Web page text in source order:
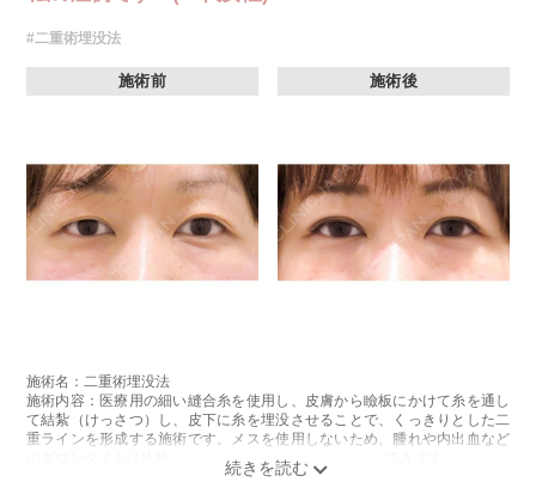
#二重術埋没法
施術前 施術後
施術名：二重術埋没法
施術内容：医療用の細い縫合糸を使用し、皮膚から瞼板にかけて糸を通し
て結紮（けっさつ）し、皮下に糸を埋没させることで、くっきりとした二
重ラインを形成する施術です。メスを使用しないため、腫れや内出血など
のダウンタイムは比較的少なく、自然な仕上がりが期待できます。